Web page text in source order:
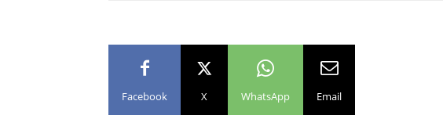
Facebook X WhatsApp Email